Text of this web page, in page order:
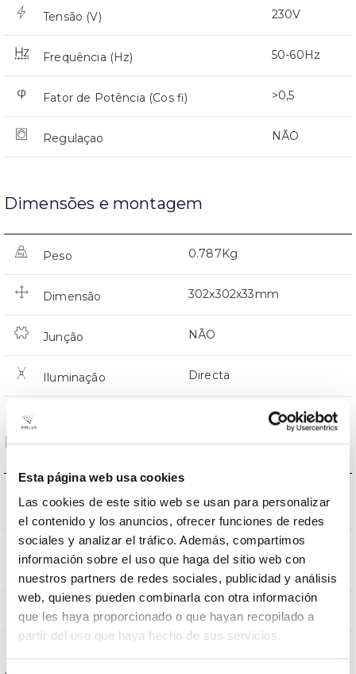
Esta página web usa cookies
Las cookies de este sitio web se usan para personalizar
el contenido y los anuncios, ofrecer funciones de redes
sociales y analizar el tráfico. Además, compartimos
información sobre el uso que haga del sitio web con
nuestros partners de redes sociales, publicidad y análisis
web, quienes pueden combinarla con otra información
que les haya proporcionado o que hayan recopilado a
partir del uso que haya hecho de sus servicios.
Tensão (V) 230V
Frequência (Hz) 50-60Hz
Fator de Potência (Cos fi) >0,5
Regulaçao NÃO
Dimensões e montagem
Peso 0.787Kg
Dimensão 302x302x33mm
Junção NÃO
Iluminação Directa
Dados ópticos
Temperatura de cor
6500K
CRI Índice de repr.
cromática
80
Angulo de abertura